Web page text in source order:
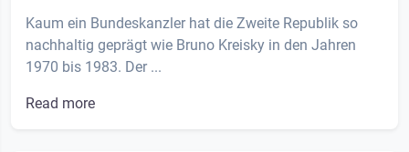
Kaum ein Bundeskanzler hat die Zweite Republik so
nachhaltig geprägt wie Bruno Kreisky in den Jahren
1970 bis 1983. Der ...
Read more